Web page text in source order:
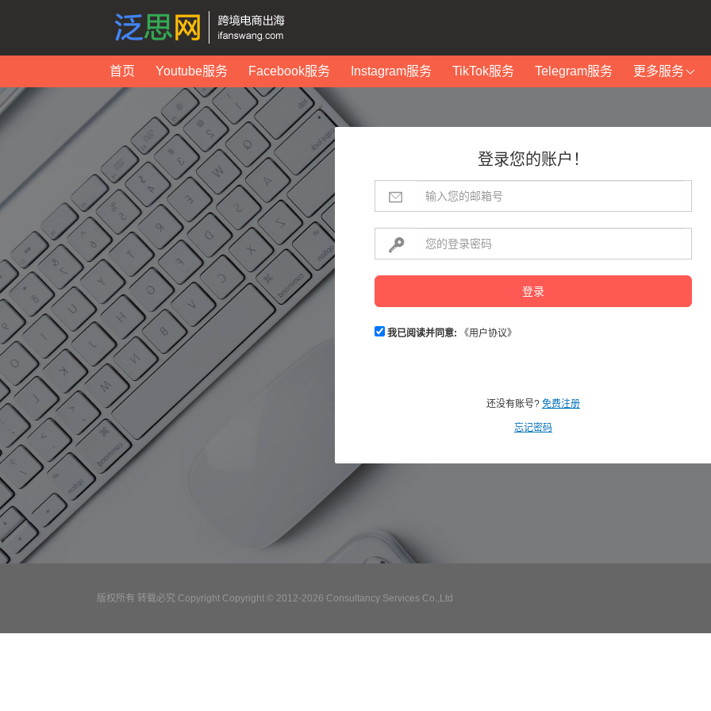
首页 Youtube服务 Facebook服务 Instagram服务 TikTok服务 Telegram服务 更多服务
登录您的账户！
登录
我已阅读并同意: 《用户协议》
还没有账号? 免费注册
忘记密码
版权所有 转载必究 Copyright Copyright © 2012-2026 Consultancy Services Co.,Ltd